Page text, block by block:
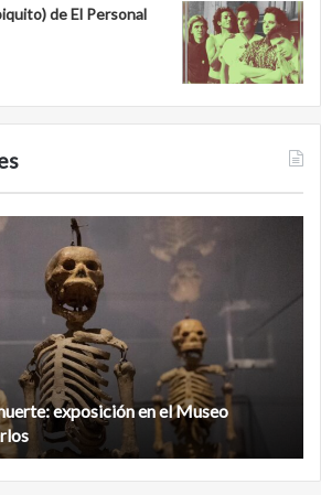
de El Personal
Minanbé,
la
ciudad
maya
virgen
al
norte
de
la
biosfera
de
Calakmul
Minanbé, la ciudad maya virgen al
Calakmul